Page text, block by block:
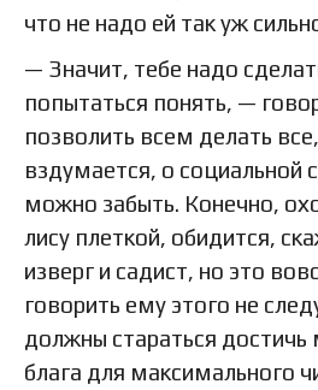
что не надо ей так уж
— Значит, тебе надо
попытаться понять, —
позволить всем делать
вздумается, о социальной
можно забыть. Конечно,
лису плеткой, обидится,
изверг и садист, но это
говорить ему этого не
должны стараться достичь
блага для максимального